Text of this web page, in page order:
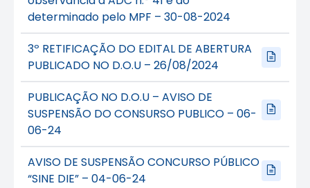
determinado pelo MPF – 30-08-2024
3º RETIFICAÇÃO DO EDITAL DE ABERTURA
PUBLICADO NO D.O.U – 26/08/2024
PUBLICAÇÃO NO D.O.U – AVISO DE
SUSPENSÃO DO CONSURSO PUBLICO – 06-
06-24
AVISO DE SUSPENSÃO CONCURSO PÚBLICO
“SINE DIE” – 04-06-24